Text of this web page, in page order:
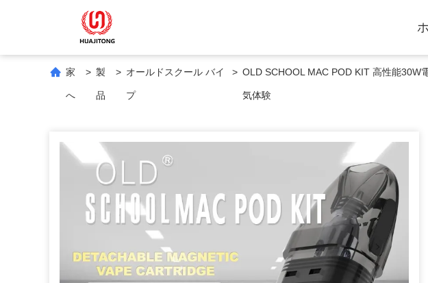
家
へ
> 製
品
> オールドスクール バイ
プ
> OLD SCHOOL MAC POD KIT 高性能
気体験